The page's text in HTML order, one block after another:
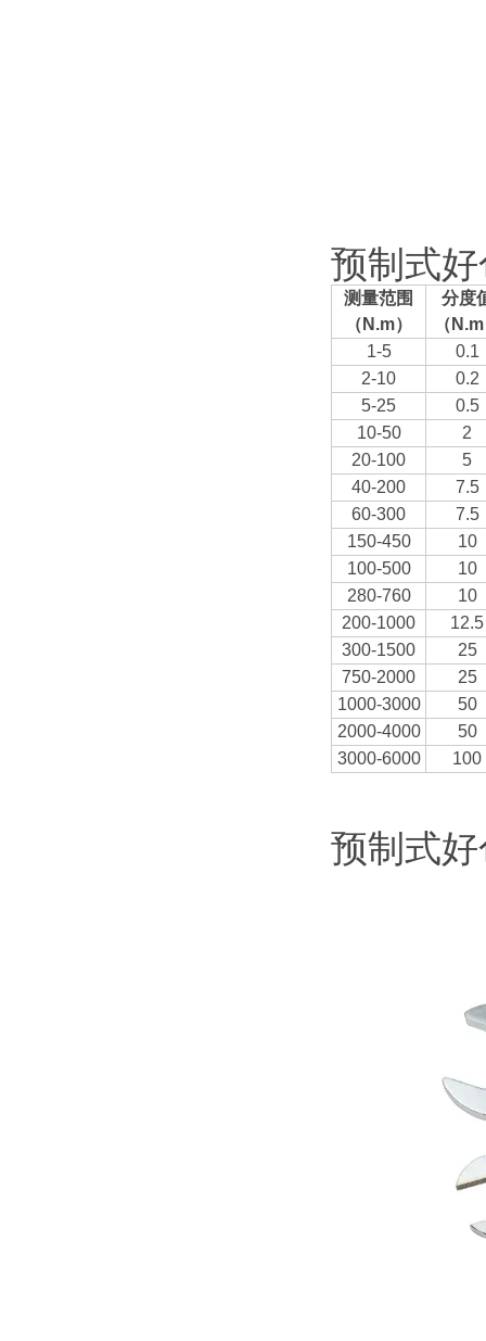
预制式好
测量范围
（N.m）
分度
（N.m
1-5
0.1
2-10
0.2
5-25
0.5
10-50
2
20-100
5
40-200
7.5
60-300
7.5
150-450
10
100-500
10
280-760
10
200-1000
12.5
300-1500
25
750-2000
25
1000-3000
50
2000-4000
50
3000-6000
100
预制式